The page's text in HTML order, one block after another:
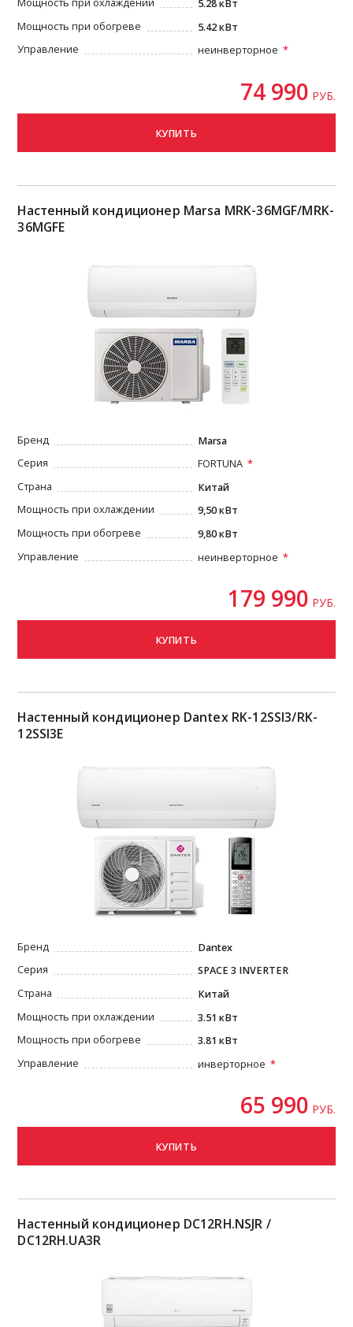
Мощность при охлаждении
5.28 кВт
Мощность при обогреве
5.42 кВт
Управление
неинверторное
74 990 РУБ.
КУПИТЬ
Настенный кондиционер Marsa MRK-36MGF/MRK-
36MGFE
Бренд
Marsa
Серия
FORTUNA
Страна
Китай
Мощность при охлаждении
9,50 кВт
Мощность при обогреве
9,80 кВт
Управление
неинверторное
179 990 РУБ.
КУПИТЬ
Настенный кондиционер Dantex RK-12SSI3/RK-
12SSI3E
Бренд
Dantex
Серия
SPACE 3 INVERTER
Страна
Китай
Мощность при охлаждении
3.51 кВт
Мощность при обогреве
3.81 кВт
Управление
инверторное
65 990 РУБ.
КУПИТЬ
Настенный кондиционер DC12RH.NSJR /
DC12RH.UA3R